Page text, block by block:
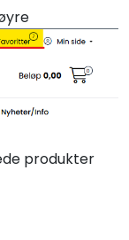
produkter